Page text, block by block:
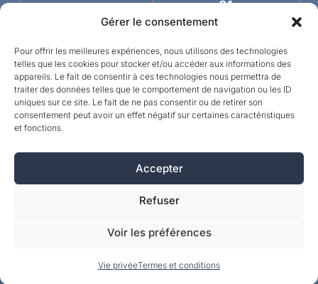
Gérer le consentement
Pour offrir les meilleures expériences, nous utilisons des technologies
telles que les cookies pour stocker et/ou accéder aux informations des
appareils. Le fait de consentir à ces technologies nous permettra de
traiter des données telles que le comportement de navigation ou les ID
uniques sur ce site. Le fait de ne pas consentir ou de retirer son
consentement peut avoir un effet négatif sur certaines caractéristiques
et fonctions.
Accepter
Refuser
Voir les préférences
Vie privéeTermes et conditions
81
©MPI 2026 – Crealith ist eine eingetragene
Marke von Mineral Products International S.A. –
Designed by